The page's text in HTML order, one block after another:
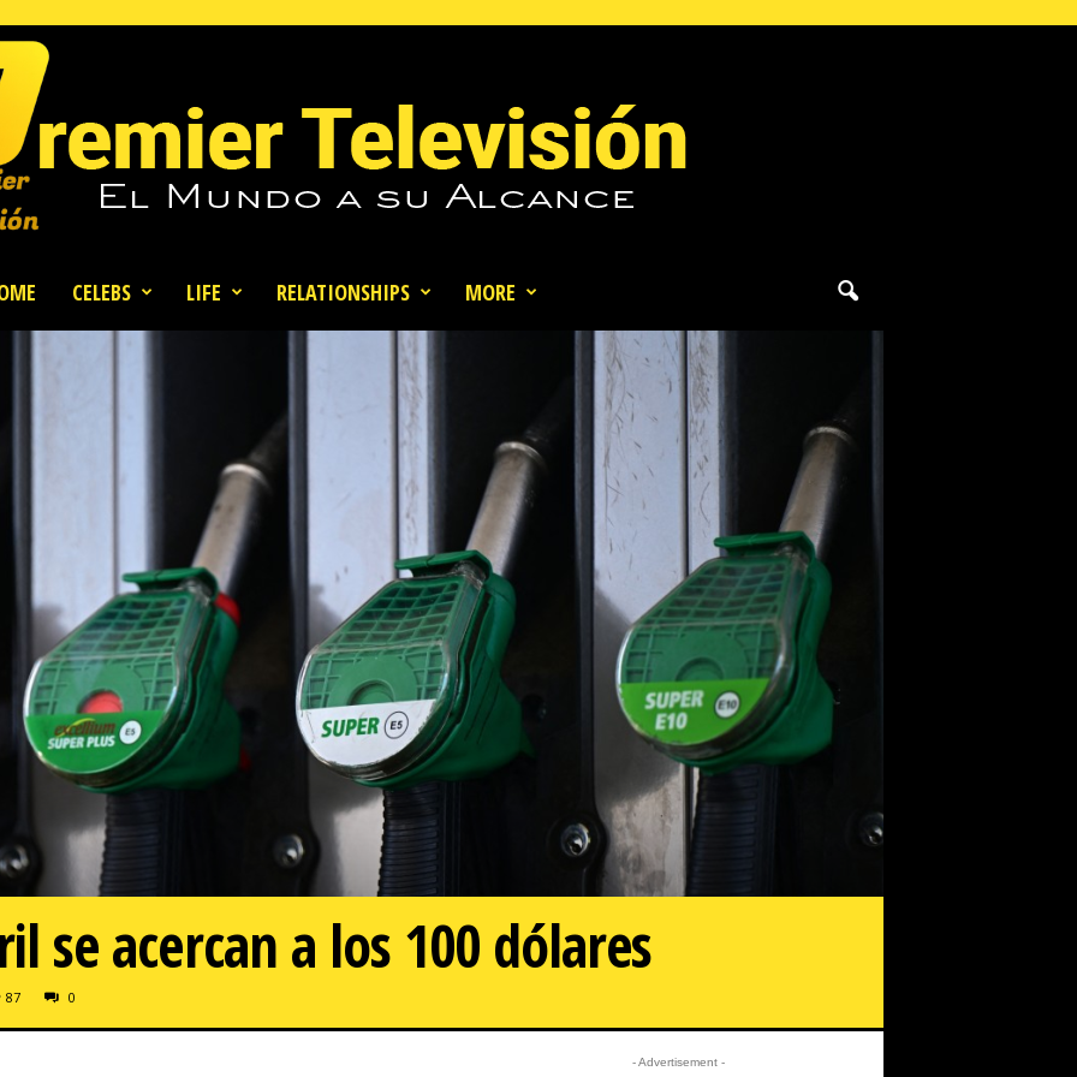
CELEBS LIFE RELATIONSHIPS MORE
se acercan a los 100 dólares
87 0
- Advertisement -